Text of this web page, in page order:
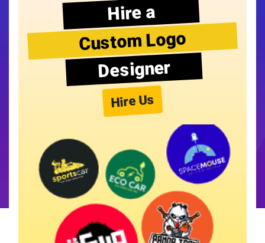
Hire a
Custom Logo
Designer
Hire Us